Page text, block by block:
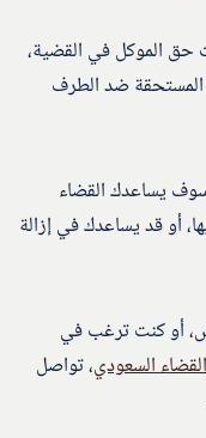
حق الموكل في القضية،
المستحقة ضد الطرف
يساعدك القضاء
أو قد يساعدك في إزالة
أو كنت ترغب في
القضاء السعودي، تواصل